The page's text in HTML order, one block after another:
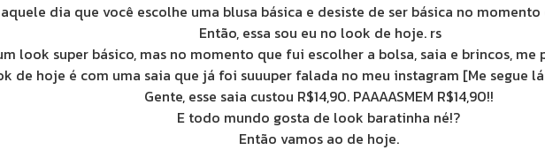
dia que você escolhe uma blusa básica e desiste de ser básica no
Então, essa sou eu no look de hoje. rs
look super básico, mas no momento que fui escolher a bolsa, saia e brincos, me
de hoje é com uma saia que já foi suuuper falada no meu instagram [Me segue
Gente, esse saia custou R$14,90. PAAAASMEM R$14,90!!
E todo mundo gosta de look baratinha né!?
Então vamos ao de hoje.